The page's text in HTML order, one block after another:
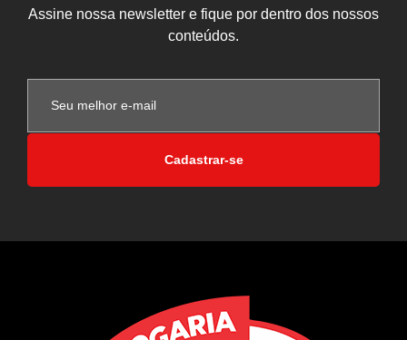
Assine nossa newsletter e fique por dentro dos nossos
conteúdos.
Cadastrar-se